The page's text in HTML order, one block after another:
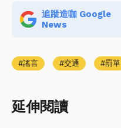
追蹤造咖 Google
News
謠言 交通 罰單
延伸閱讀